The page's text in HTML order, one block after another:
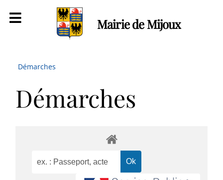
Mairie de Mijoux
Démarches
Démarches